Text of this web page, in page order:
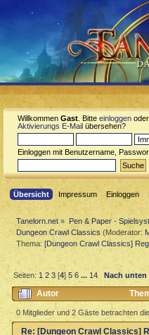
Willkommen Gast . Bitte einloggen oder
Aktivierungs E-Mail übersehen?
Einloggen mit Benutzername,
Übersicht Impressum Einloggen
Tanelorn.net » Pen & Paper -
Dungeon Crawl Classics (Moderator:
Thema:[Dungeon Crawl Classics]
Seiten:1 2 3 [4]5 6 ...14 Nach unten
Autor
Regelfragen (Gelesen 55541 mal)
0 Mitglieder und 2 Gäste betrachten
Re: [Dungeon Crawl Classics]